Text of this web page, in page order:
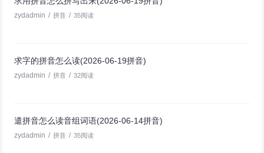
zydadmin / 拼音 / 35阅读
求字的拼音怎么读(2026-06-19拼音)
zydadmin / 拼音 / 32阅读
遣拼音怎么读音组词语(2026-06-14拼音)
zydadmin / 拼音 / 35阅读